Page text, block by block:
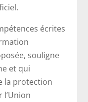
écrites
souligne
et qui
la protection